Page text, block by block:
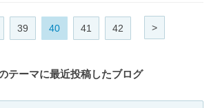
39 40 41 42 >
テーマに最近投稿したブログ